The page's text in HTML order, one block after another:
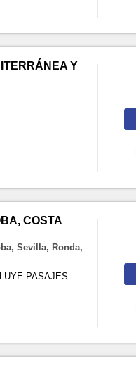
Y
COSTA
Sevilla, Ronda,
PASAJES